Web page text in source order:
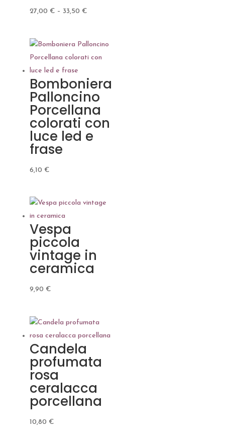
27,00 € – 33,50 €
Bomboniera
Palloncino
Porcellana
colorati con
luce led e
frase
6,10 €
Vespa
piccola
vintage in
ceramica
9,90 €
Candela
profumata
rosa
ceralacca
porcellana
10,80 €